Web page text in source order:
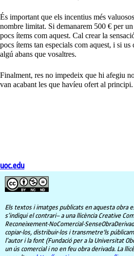
És important que els incentius més
nombre limitat. Si demanarem 500 € per
pocs ítems com aquest. Cal crear la
pocs ítems tan especials com aquest, i si us
algú abans que vosaltres.
Finalment, res no impedeix que hi afegiu
van acabant les que havíeu ofert al principi.
uoc.edu
Els textos i imatges publicats en aquesta obra
s’indiqui el contrari– a una llicència Creative
Reconeixement-NoComercial-
copiar-los, distribuir-los i transmetre'ls
l’autor i la font (Fundació per a la Universitat
un ús comercial i no en feu obra derivada. La